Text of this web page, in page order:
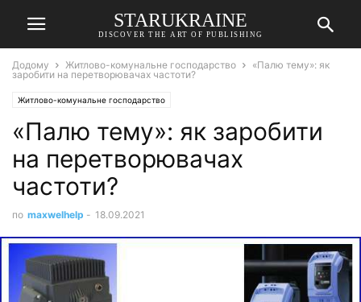
STARUKRAINE
DISCOVER THE ART OF PUBLISHING
Додому Житлово-комунальне господарство
«Палю тему»: як
заробити на перетворювачах частоти?
Житлово-комунальне господарство
«Палю тему»: як заробити
на перетворювачах
частоти?
по maxwelhelp - 18.09.2021